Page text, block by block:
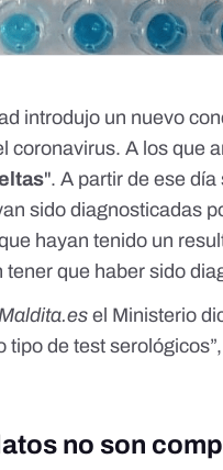
introdujo un nuevo
coronavirus. A los que
". A partir de ese
sido diagnosticadas
hayan tenido un
que haber sido
el Ministerio
de test
no son